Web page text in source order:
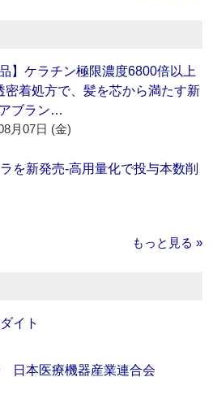
品】ケラチン極限濃度6800倍以上
密着処方で、髪を芯から満たす新
ブラン…
月07日 (金)
を新発売‐高用量化で投与本数削
もっと見る »
イト
日本医療機器産業連合会